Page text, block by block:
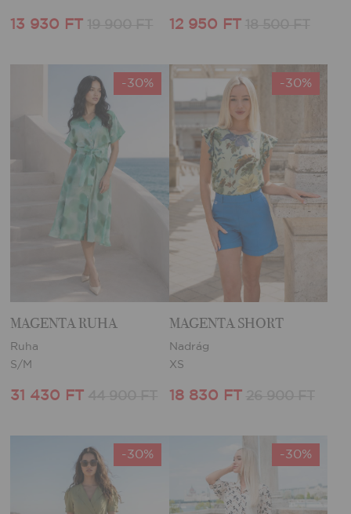
13 930 FT 12 950 FT
-30%
MAGENTA RUHA
Ruha
S/M
31 430 FT
-30%
MAGENTA SHORT
Nadrág
XS
18 830 FT
-30% -30%